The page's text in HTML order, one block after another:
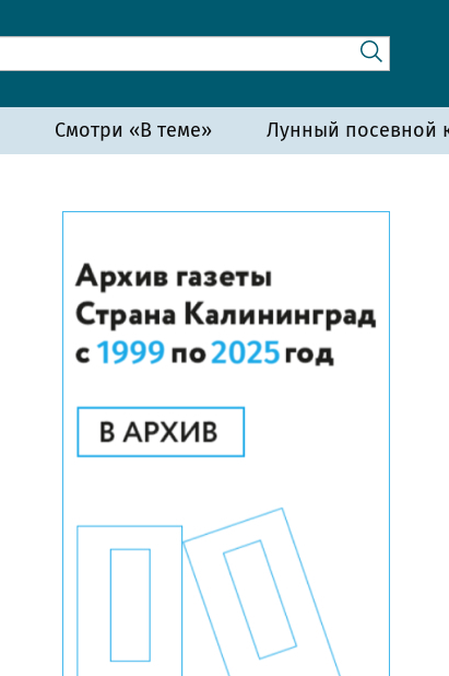
Смотри «В теме» Лунный посевной